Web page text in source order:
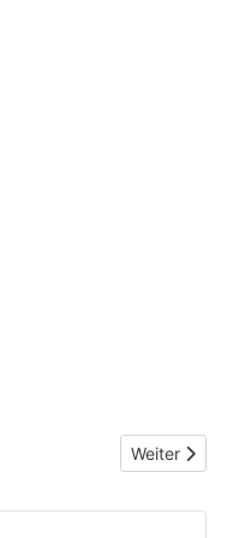
Nächster
Weiter